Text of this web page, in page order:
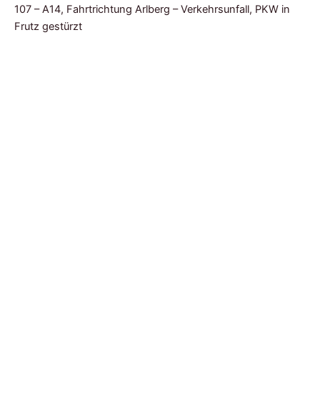
107 – A14, Fahrtrichtung Arlberg – Verkehrsunfall, PKW in
Frutz gestürzt